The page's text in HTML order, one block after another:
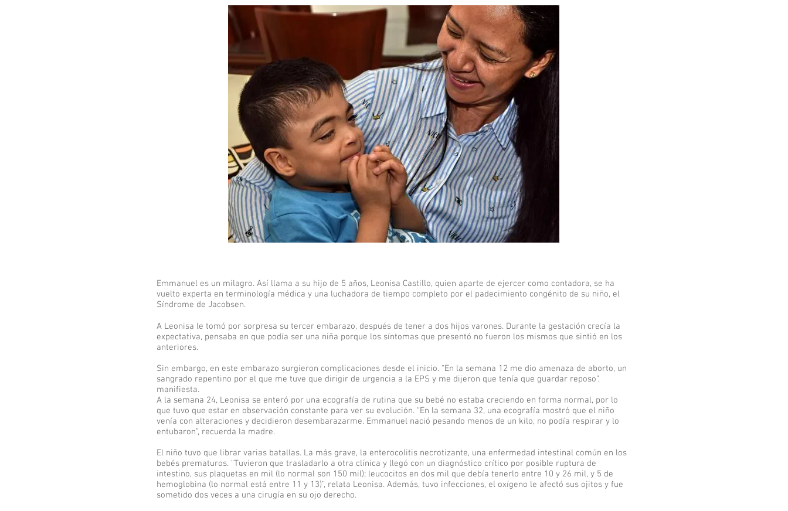
Emmanuel es un milagro. Así llama a su hijo de 5 años, Leonisa Castillo, quien aparte de ejercer como contadora, se ha
vuelto experta en terminología médica y una luchadora de tiempo completo por el padecimiento congénito de su niño, el
Síndrome de Jacobsen.
A Leonisa le tomó por sorpresa su tercer embarazo, después de tener a dos hijos varones. Durante la gestación crecía la
expectativa, pensaba en que podía ser una niña porque los síntomas que presentó no fueron los mismos que sintió en los
anteriores.
Sin embargo, en este embarazo surgieron complicaciones desde el inicio. “En la semana 12 me dio amenaza de aborto, un
sangrado repentino por el que me tuve que dirigir de urgencia a la EPS y me dijeron que tenía que guardar reposo”,
manifiesta.
A la semana 24, Leonisa se enteró por una ecografía de rutina que su bebé no estaba creciendo en forma normal, por lo
que tuvo que estar en observación constante para ver su evolución. “En la semana 32, una ecografía mostró que el niño
venía con alteraciones y decidieron desembarazarme. Emmanuel nació pesando menos de un kilo, no podía respirar y lo
entubaron”, recuerda la madre.
El niño tuvo que librar varias batallas. La más grave, la enterocolitis necrotizante, una enfermedad intestinal común en los
bebés prematuros. “Tuvieron que trasladarlo a otra clínica y llegó con un diagnóstico crítico por posible ruptura de
intestino, sus plaquetas en mil (lo normal son 150 mil); leucocitos en dos mil que debía tenerlo entre 10 y 26 mil, y 5 de
hemoglobina (lo normal está entre 11 y 13)”, relata Leonisa. Además, tuvo infecciones, el oxígeno le afectó sus ojitos y fue
sometido dos veces a una cirugía en su ojo derecho.